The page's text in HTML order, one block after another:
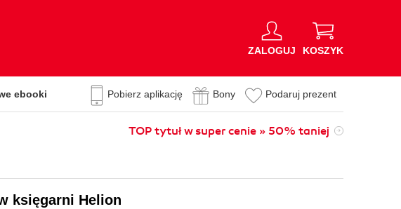
ZALOGUJ KOSZYK
ebooki Pobierz aplikację Bony Podaruj prezent
TOP tytuł w super cenie » 50% taniej
księgarni Helion